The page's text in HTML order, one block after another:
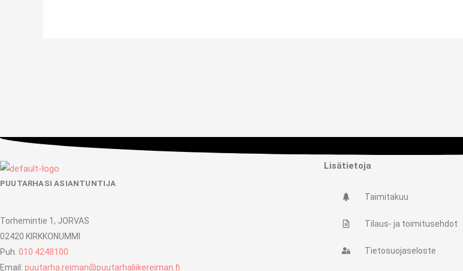
PUUTARHASI ASIANTUNTIJA
Torhemintie 1, JORVAS
02420 KIRKKONUMMI
Puh. 010 4248100
Email: puutarha.reiman@puutarhaliikereiman.fi
Lisätietoja
Taimitakuu
Tilaus- ja toimitusehdot
Tietosuojaseloste